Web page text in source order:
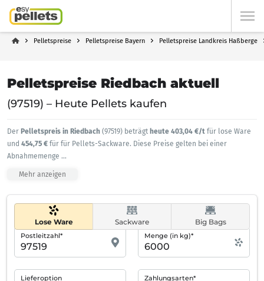
Pelletspreise Pelletspreise Bayern Pelletspreise Landkreis Haßberge
Pelletspreise Riedbach aktuell
(97519) – Heute Pellets kaufen
Der Pelletspreis in Riedbach (97519) beträgt heute 403,04 €/t für lose Ware
und 454,75 € für für Pellets-Sackware. Diese Preise gelten bei einer
Abnahmemenge ...
Mehr anzeigen
Lose Ware Sackware Big Bags
Postleitzahl* Menge (in kg)*
Lieferoption Zahlungsarten*